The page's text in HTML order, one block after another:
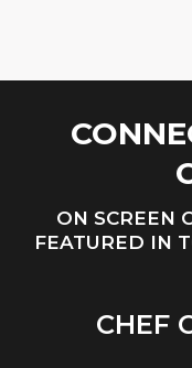
ON SCREEN
FEATURED IN
CHEF